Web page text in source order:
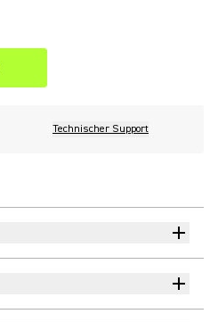
Technischer Support